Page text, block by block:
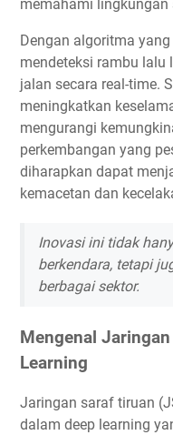
memahami lingkungan
Dengan algoritma
mendeteksi rambu lalu
jalan secara real-time.
meningkatkan
mengurangi
perkembangan yang
diharapkan dapat
kemacetan dan
Inovasi ini tidak
berkendara, tetapi
berbagai sektor.
Mengenal
Learning
Jaringan saraf tiruan
dalam deep learning